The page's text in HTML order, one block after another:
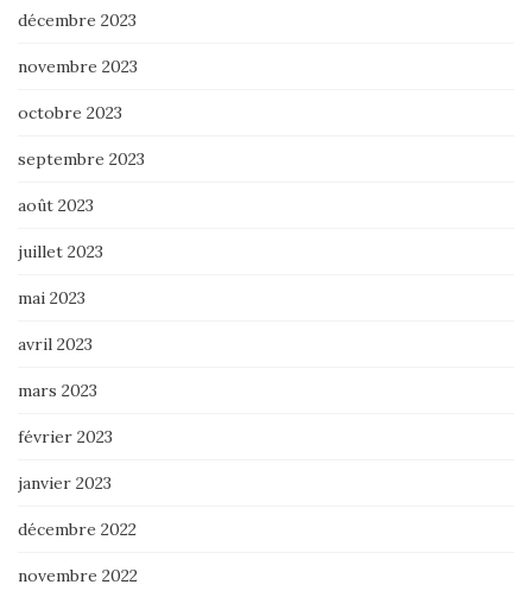
décembre 2023
novembre 2023
octobre 2023
septembre 2023
août 2023
juillet 2023
mai 2023
avril 2023
mars 2023
février 2023
janvier 2023
décembre 2022
novembre 2022